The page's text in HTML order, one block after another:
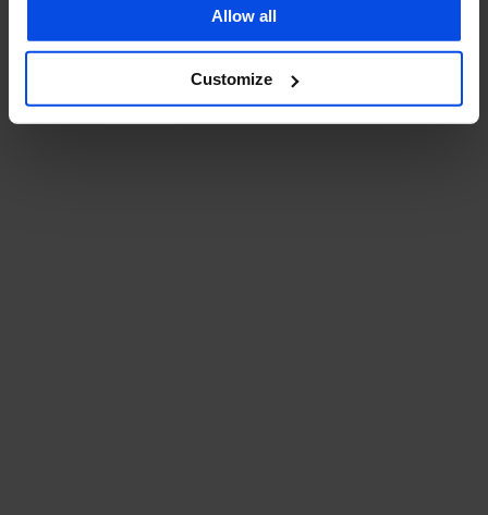
Allow all
Customize
Montage-tips, productreviews en scooter nieuws